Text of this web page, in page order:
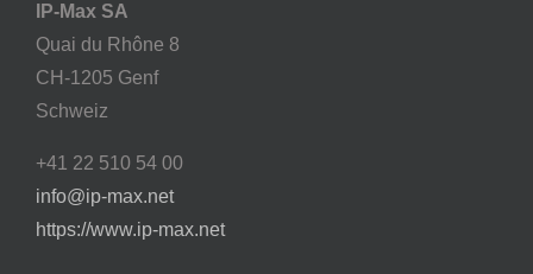
IP-Max SA
Quai du Rhône 8
CH-1205 Genf
Schweiz
+41 22 510 54 00
info@ip-max.net
https://www.ip-max.net